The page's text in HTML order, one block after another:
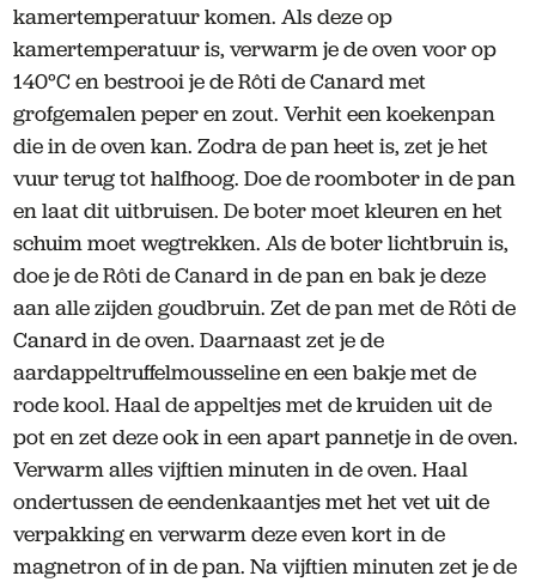
kamertemperatuur komen. Als deze op
kamertemperatuur is, verwarm je de oven voor op
140°C en bestrooi je de Rôti de Canard met
grofgemalen peper en zout. Verhit een koekenpan
die in de oven kan. Zodra de pan heet is, zet je het
vuur terug tot halfhoog. Doe de roomboter in de pan
en laat dit uitbruisen. De boter moet kleuren en het
schuim moet wegtrekken. Als de boter lichtbruin is,
doe je de Rôti de Canard in de pan en bak je deze
aan alle zijden goudbruin. Zet de pan met de Rôti de
Canard in de oven. Daarnaast zet je de
aardappeltruffelmousseline en een bakje met de
rode kool. Haal de appeltjes met de kruiden uit de
pot en zet deze ook in een apart pannetje in de oven.
Verwarm alles vijftien minuten in de oven. Haal
ondertussen de eendenkaantjes met het vet uit de
verpakking en verwarm deze even kort in de
magnetron of in de pan. Na vijftien minuten zet je de